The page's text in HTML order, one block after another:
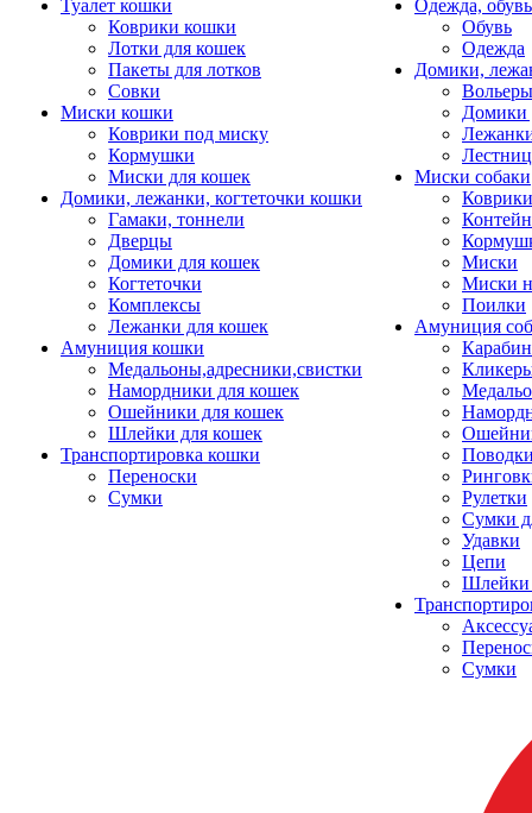
Туалет кошки
Коврики кошки
Лотки для кошек
Пакеты для лотков
Совки
Миски кошки
Коврики под миску
Кормушки
Миски для кошек
Домики, лежанки, когтеточки кошки
Гамаки, тоннели
Дверцы
Домики для кошек
Когтеточки
Комплексы
Лежанки для кошек
Амуниция кошки
Медальоны,адресники,свистки
Намордники для кошек
Ошейники для кошек
Шлейки для кошек
Транспортировка кошки
Переноски
Сумки
Одежда, обувь
Обувь
Одежда
Домики,
Домики
Миски собаки
Миски
Миски
Поилки
Амуниция
Рулетки
Сумки
Удавки
Цепи
Шлейки
Сумки